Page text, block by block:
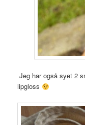
Jeg har også syet 2
lipgloss